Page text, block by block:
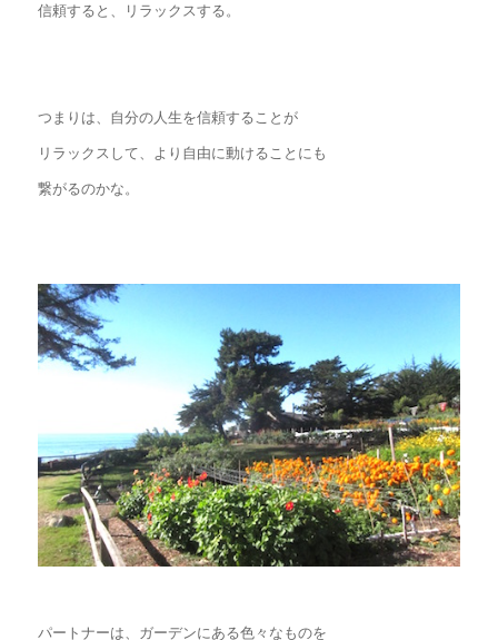
信頼すると、リラックスする。
つまりは、自分の人生を信頼することが
リラックスして、より自由に動けることにも
繋がるのかな。
パートナーは、ガーデンにある色々なものを